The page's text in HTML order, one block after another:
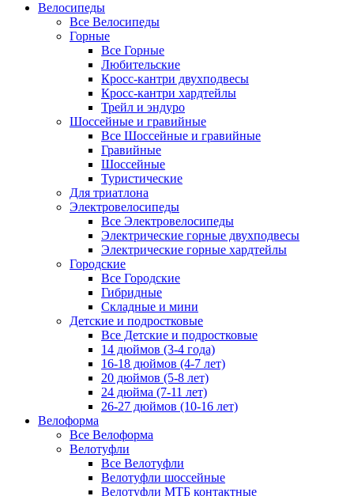
Велосипеды
Все Велосипеды
Горные
Все Горные
Любительские
Кросс-кантри двухподвесы
Кросс-кантри хардтейлы
Трейл и эндуро
Шоссейные и гравийные
Все Шоссейные и гравийные
Гравийные
Шоссейные
Туристические
Для триатлона
Электровелосипеды
Все Электровелосипеды
Электрические горные двухподвесы
Электрические горные хардтейлы
Городские
Все Городские
Гибридные
Складные и мини
Детские и подростковые
Все Детские и подростковые
14 дюймов (3-4 года)
16-18 дюймов (4-7 лет)
20 дюймов (5-8 лет)
24 дюйма (7-11 лет)
26-27 дюймов (10-16 лет)
Велоформа
Все Велоформа
Велотуфли
Все Велотуфли
Велотуфли шоссейные
Велотуфли МТБ контактные